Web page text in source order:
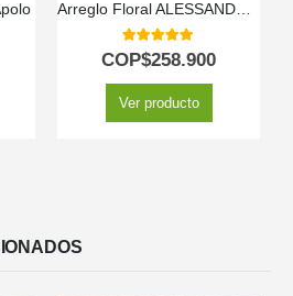
Arreglo Floral ALESSANDRA con Rosas Naranjas y Lirios Frescos 🧡
5.00out of 5
COP$258.900
Ver producto